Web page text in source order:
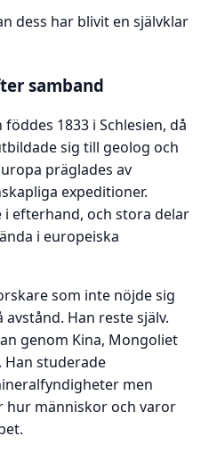
dess har blivit en självklar
samband
1833 i Schlesien, då
sig till geolog och
präglades av
expeditioner.
efterhand, och stora delar
i europeiska
som inte nöjde sig
Han reste själv.
genom Kina, Mongoliet
Han studerade
men
hur människor och varor